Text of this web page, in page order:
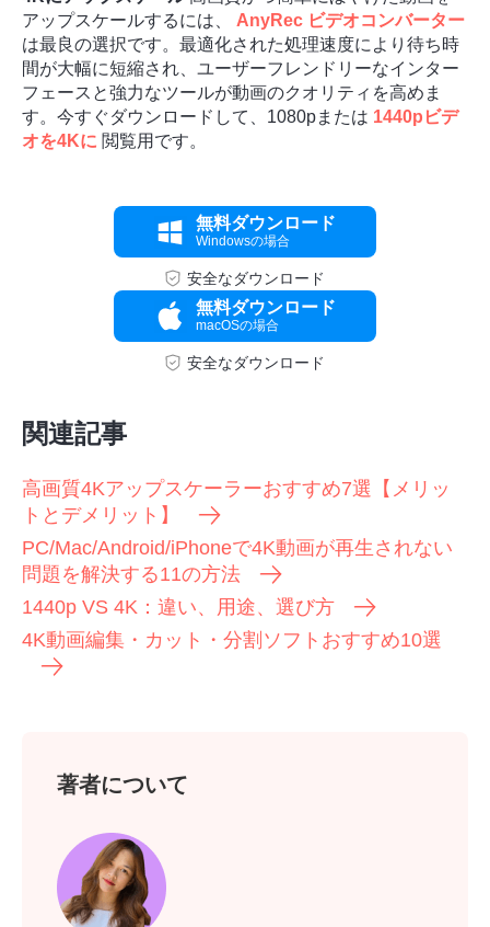
アップスケールするには、 AnyRec ビデオコンバーター
は最良の選択です。最適化された処理速度により待ち時
間が大幅に短縮され、ユーザーフレンドリーなインター
フェースと強力なツールが動画のクオリティを高めま
す。今すぐダウンロードして、1080pまたは 1440pビデ
オを4Kに 閲覧用です。
無料ダウンロード
Windowsの場合
安全なダウンロード
無料ダウンロード
macOSの場合
安全なダウンロード
関連記事
高画質4Kアップスケーラーおすすめ7選【メリッ
トとデメリット】
PC/Mac/Android/iPhoneで4K動画が再生されない
問題を解決する11の方法
1440p VS 4K：違い、用途、選び方
4K動画編集・カット・分割ソフトおすすめ10選
著者について